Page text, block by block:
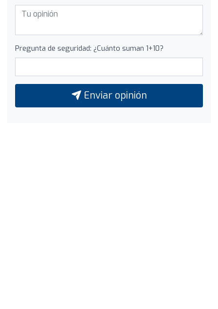
Pregunta de seguridad: ¿Cuánto suman 1+10?
Enviar opinión